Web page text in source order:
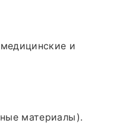
и
материалы).